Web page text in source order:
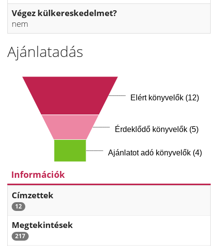
Végez külkereskedelmet?
nem
Ajánlatadás
Elért könyvelők (12)
Érdeklődő könyvelők (5)
Ajánlatot adó könyvelők (4)
Információk
Címzettek
12
Megtekintések
217